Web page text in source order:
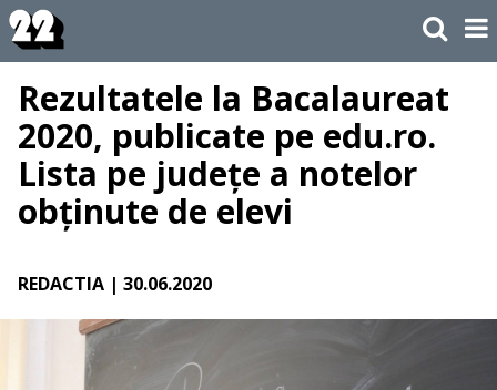
Rezultatele la Bacalaureat
2020, publicate pe edu.ro.
Lista pe județe a notelor
obținute de elevi
REDACTIA | 30.06.2020